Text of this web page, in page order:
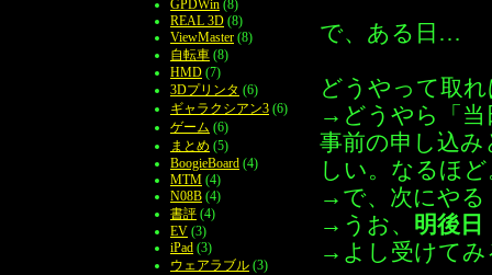
で、ある日…
どうやって取
→どうやら「当
事前の申し込
しい。なるほど
→で、次にやる
→うお、 明後日
→よし受けてみ
GPDWin (8)
REAL 3D (8)
ViewMaster (8)
自転車 (8)
HMD (7)
3Dプリンタ (6)
ギャラクシアン3 (6)
ゲーム (6)
まとめ (5)
BoogieBoard (4)
MTM (4)
N08B (4)
書評 (4)
EV (3)
iPad (3)
ウェアラブル (3)